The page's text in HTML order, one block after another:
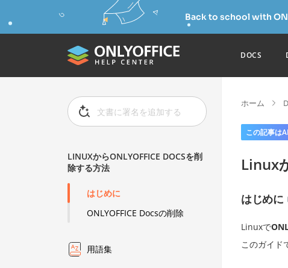
Back to school with
DOCS
LINUXからONLYOFFICE DOCSを削
除する方法
はじめに
ONLYOFFICE Docsの削除
用語集
ホーム
この記事は
Linux
はじめに
Linuxで
このガイド